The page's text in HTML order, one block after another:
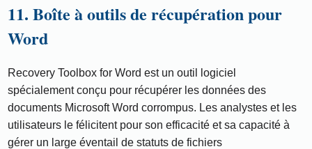
11. Boîte à outils de récupération pour
Word
Recovery Toolbox for Word est un outil logiciel
spécialement conçu pour récupérer les données des
documents Microsoft Word corrompus. Les analystes et les
utilisateurs le félicitent pour son efficacité et sa capacité à
gérer un large éventail de statuts de fichiers